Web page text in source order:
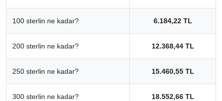
100 sterlin ne kadar? 6.184,22 TL
200 sterlin ne kadar? 12.368,44 TL
250 sterlin ne kadar? 15.460,55 TL
300 sterlin ne kadar? 18.552,66 TL